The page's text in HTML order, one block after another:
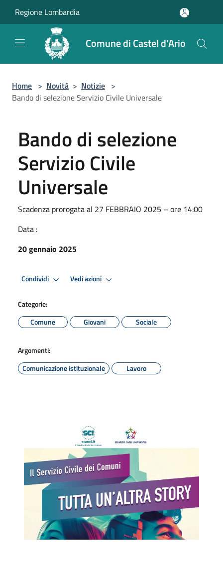
Regione Lombardia
Comune di Castel d'Ario
Home > Novità > Notizie >
Bando di selezione Servizio Civile Universale
Bando di selezione
Servizio Civile
Universale
Scadenza prorogata al 27 FEBBRAIO 2025 – ore 14:00
Data :
20 gennaio 2025
Condividi Vedi azioni
Categorie:
Comune
Giovani Sociale
Argomenti:
Comunicazione istituzionale
Lavoro